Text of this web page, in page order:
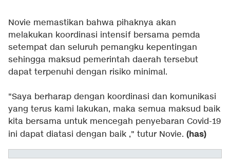
Novie memastikan bahwa pihaknya akan
melakukan koordinasi intensif bersama pemda
setempat dan seluruh pemangku kepentingan
sehingga maksud pemerintah daerah tersebut
dapat terpenuhi dengan risiko minimal.
"Saya berharap dengan koordinasi dan komunikasi
yang terus kami lakukan, maka semua maksud baik
kita bersama untuk mencegah penyebaran Covid-19
ini dapat diatasi dengan baik ," tutur Novie. (has)